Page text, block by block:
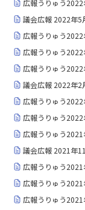
広報うりゅう2022
議会広報 2022年5
広報うりゅう2022
広報うりゅう2022
広報うりゅう2022
議会広報 2022年2
広報うりゅう2022
広報うりゅう2022
広報うりゅう2021
議会広報 2021年11
広報うりゅう2021
広報うりゅう2021
広報うりゅう2021